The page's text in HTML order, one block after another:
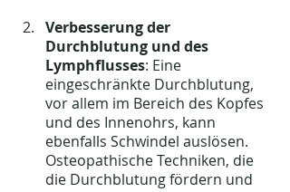
Verbesserung der
Durchblutung und des
Lymphflusses: Eine
eingeschränkte Durchblutung,
vor allem im Bereich des Kopfes
und des Innenohrs, kann
ebenfalls Schwindel auslösen.
Osteopathische Techniken, die
die Durchblutung fördern und